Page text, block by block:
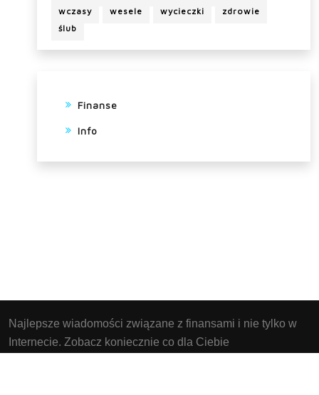
wczasy
wesele wycieczki
zdrowie
ślub
Finanse
Info
Najlepsze wiadomości związane z finansami i nie tylko w
Internecie. Zobacz koniecznie co dla Ciebie